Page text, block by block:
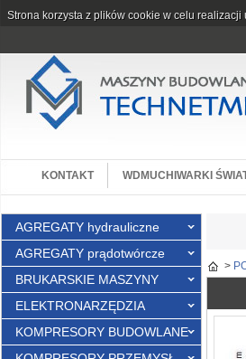
KONTAKT WDMUCHIWARKI
AGREGATY hydrauliczne
AGREGATY prądotwórcze
BRUKARSKIE MASZYNY
ELEKTRONARZĘDZIA
KOMPRESORY BUDOWLANE
>
Strona korzysta z plików cookie w celu realizacji